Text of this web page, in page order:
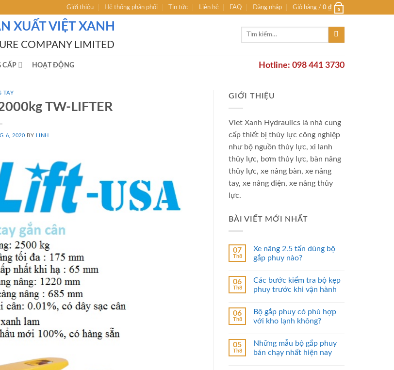
Giới thiệu Hệ thống phân phối Tin tức Liên hệ FAQ Đăng nhập Giỏ hàng / 0 ₫ 0
XUẤT VIỆT XANH
COMPANY LIMITED
Tìm
CẤP HOẠT ĐỘNG Hotline: 098 441 3730
TAY
TW-LIFTER
6, 2020 BY LINH
GIỚI THIỆU
Viet Xanh Hydraulics là nhà cung
cấp thiết bị thủy lực công nghiệp
như bộ nguồn thủy lực, xi lanh
thủy lực, bơm thủy lực, bàn nâng
thủy lực, xe nâng bàn, xe nâng
tay, xe nâng điện, xe nâng thủy
lực.
BÀI VIẾT MỚI NHẤT
07
Th8
Xe nâng 2.5 tấn dùng bộ
gắp phuy nào?
06
Th8
Các bước kiểm tra bộ kẹp
phuy trước khi vận hành
06
Th8
Bộ gắp phuy có phù hợp
với kho lạnh không?
05
Th8
Những mẫu bộ gắp phuy
bán chạy nhất hiện nay